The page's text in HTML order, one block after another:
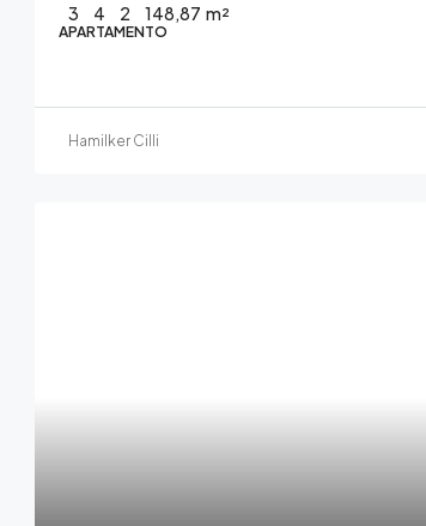
3 4 2 148,87 m²
APARTAMENTO
Hamilker Cilli